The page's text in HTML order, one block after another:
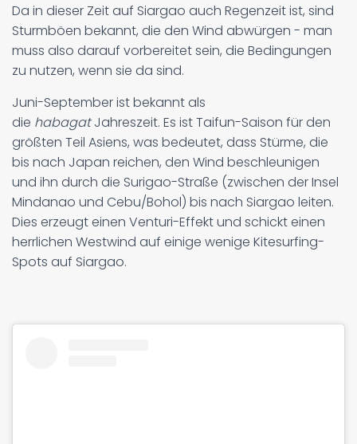
Da in dieser Zeit auf Siargao auch Regenzeit ist, sind
Sturmböen bekannt, die den Wind abwürgen - man
muss also darauf vorbereitet sein, die Bedingungen
zu nutzen, wenn sie da sind.
Juni-September ist bekannt als
die habagatJahreszeit. Es ist Taifun-Saison für den
größten Teil Asiens, was bedeutet, dass Stürme, die
bis nach Japan reichen, den Wind beschleunigen
und ihn durch die Surigao-Straße (zwischen der Insel
Mindanao und Cebu/Bohol) bis nach Siargao leiten.
Dies erzeugt einen Venturi-Effekt und schickt einen
herrlichen Westwind auf einige wenige Kitesurfing-
Spots auf Siargao.